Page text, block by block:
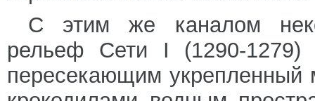
С этим же каналом
рельеф Сети I (1290-1279)
пересекающим